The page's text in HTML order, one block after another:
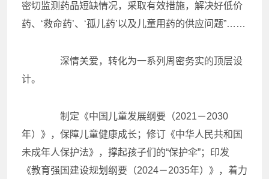
密切监测药品短缺情况，采取有效措施，解决好低价
药、‘救命药’、‘孤儿药’以及儿童用药的供应问题”……
深情关爱，转化为一系列周密务实的顶层设
计。
制定《中国儿童发展纲要（2021－2030
年）》，保障儿童健康成长；修订《中华人民共和国
未成年人保护法》，撑起孩子们的“保护伞”；印发
《教育强国建设规划纲要（2024－2035年）》，着力